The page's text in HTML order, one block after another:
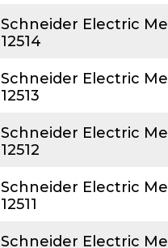
Schneider Electric
12514
Schneider Electric
12513
Schneider Electric
12512
Schneider Electric
12511
Schneider Electric